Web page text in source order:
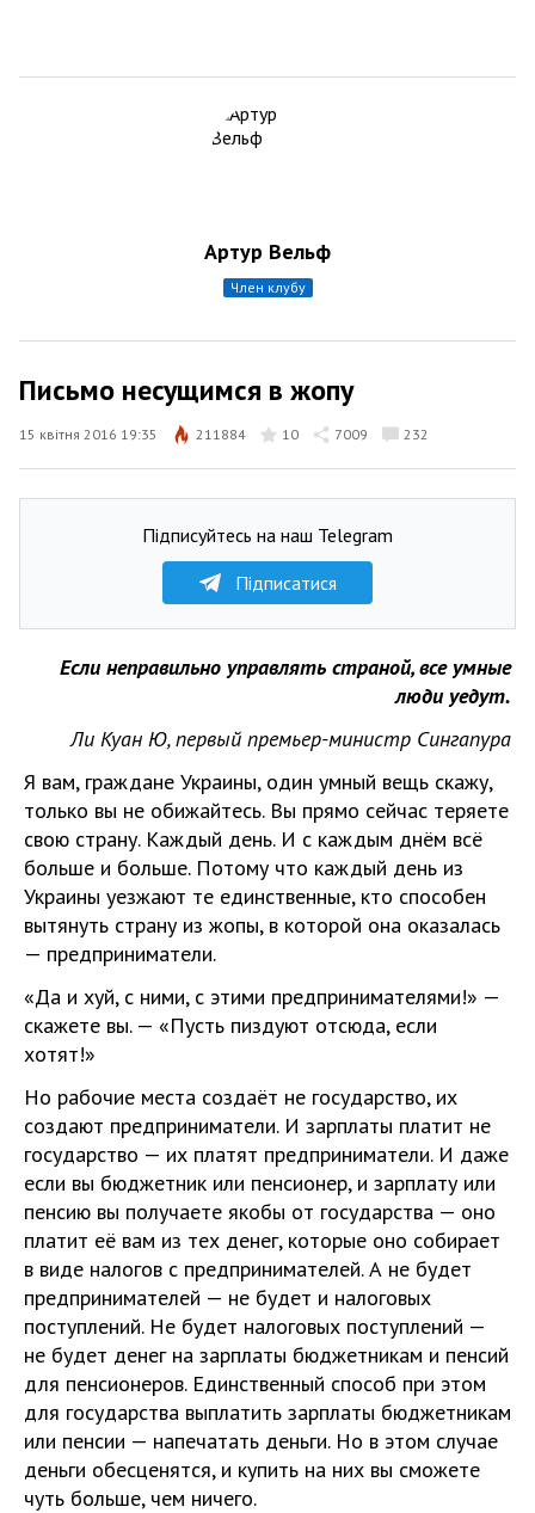
Артур Вельф
член клубу
Письмо несущимся в жопу
15 квітня 2016 19:35 211884 10 7009 232
Підписуйтесь на наш Telegram
Підписатися
Если неправильно управлять страной, все умные
люди уедут.
Ли Куан Ю, первый премьер-министр Сингапура
Я вам, граждане Украины, один умный вещь скажу,
только вы не обижайтесь. Вы прямо сейчас теряете
свою страну. Каждый день. И с каждым днём всё
больше и больше. Потому что каждый день из
Украины уезжают те единственные, кто способен
вытянуть страну из жопы, в которой она оказалась
— предприниматели.
«Да и хуй, с ними, с этими предпринимателями!» —
скажете вы. — «Пусть пиздуют отсюда, если
хотят!»
Но рабочие места создаёт не государство, их
создают предприниматели. И зарплаты платит не
государство — их платят предприниматели. И даже
если вы бюджетник или пенсионер, и зарплату или
пенсию вы получаете якобы от государства — оно
платит её вам из тех денег, которые оно собирает
в виде налогов с предпринимателей. А не будет
предпринимателей — не будет и налоговых
поступлений. Не будет налоговых поступлений —
не будет денег на зарплаты бюджетникам и пенсий
для пенсионеров. Единственный способ при этом
для государства выплатить зарплаты бюджетникам
или пенсии — напечатать деньги. Но в этом случае
деньги обесценятся, и купить на них вы сможете
чуть больше, чем ничего.